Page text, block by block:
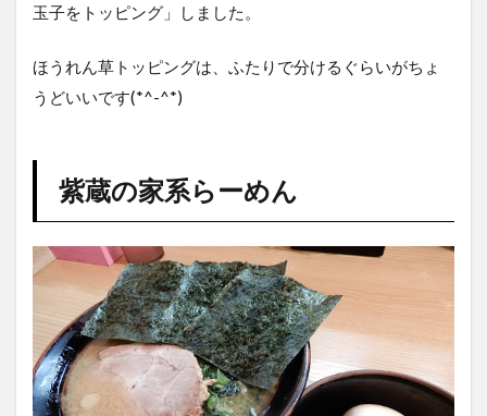
玉子をトッピング」しました。
ほうれん草トッピングは、ふたりで分けるぐらいがちょ
うどいいです(*^-^*)
紫蔵の家系らーめん